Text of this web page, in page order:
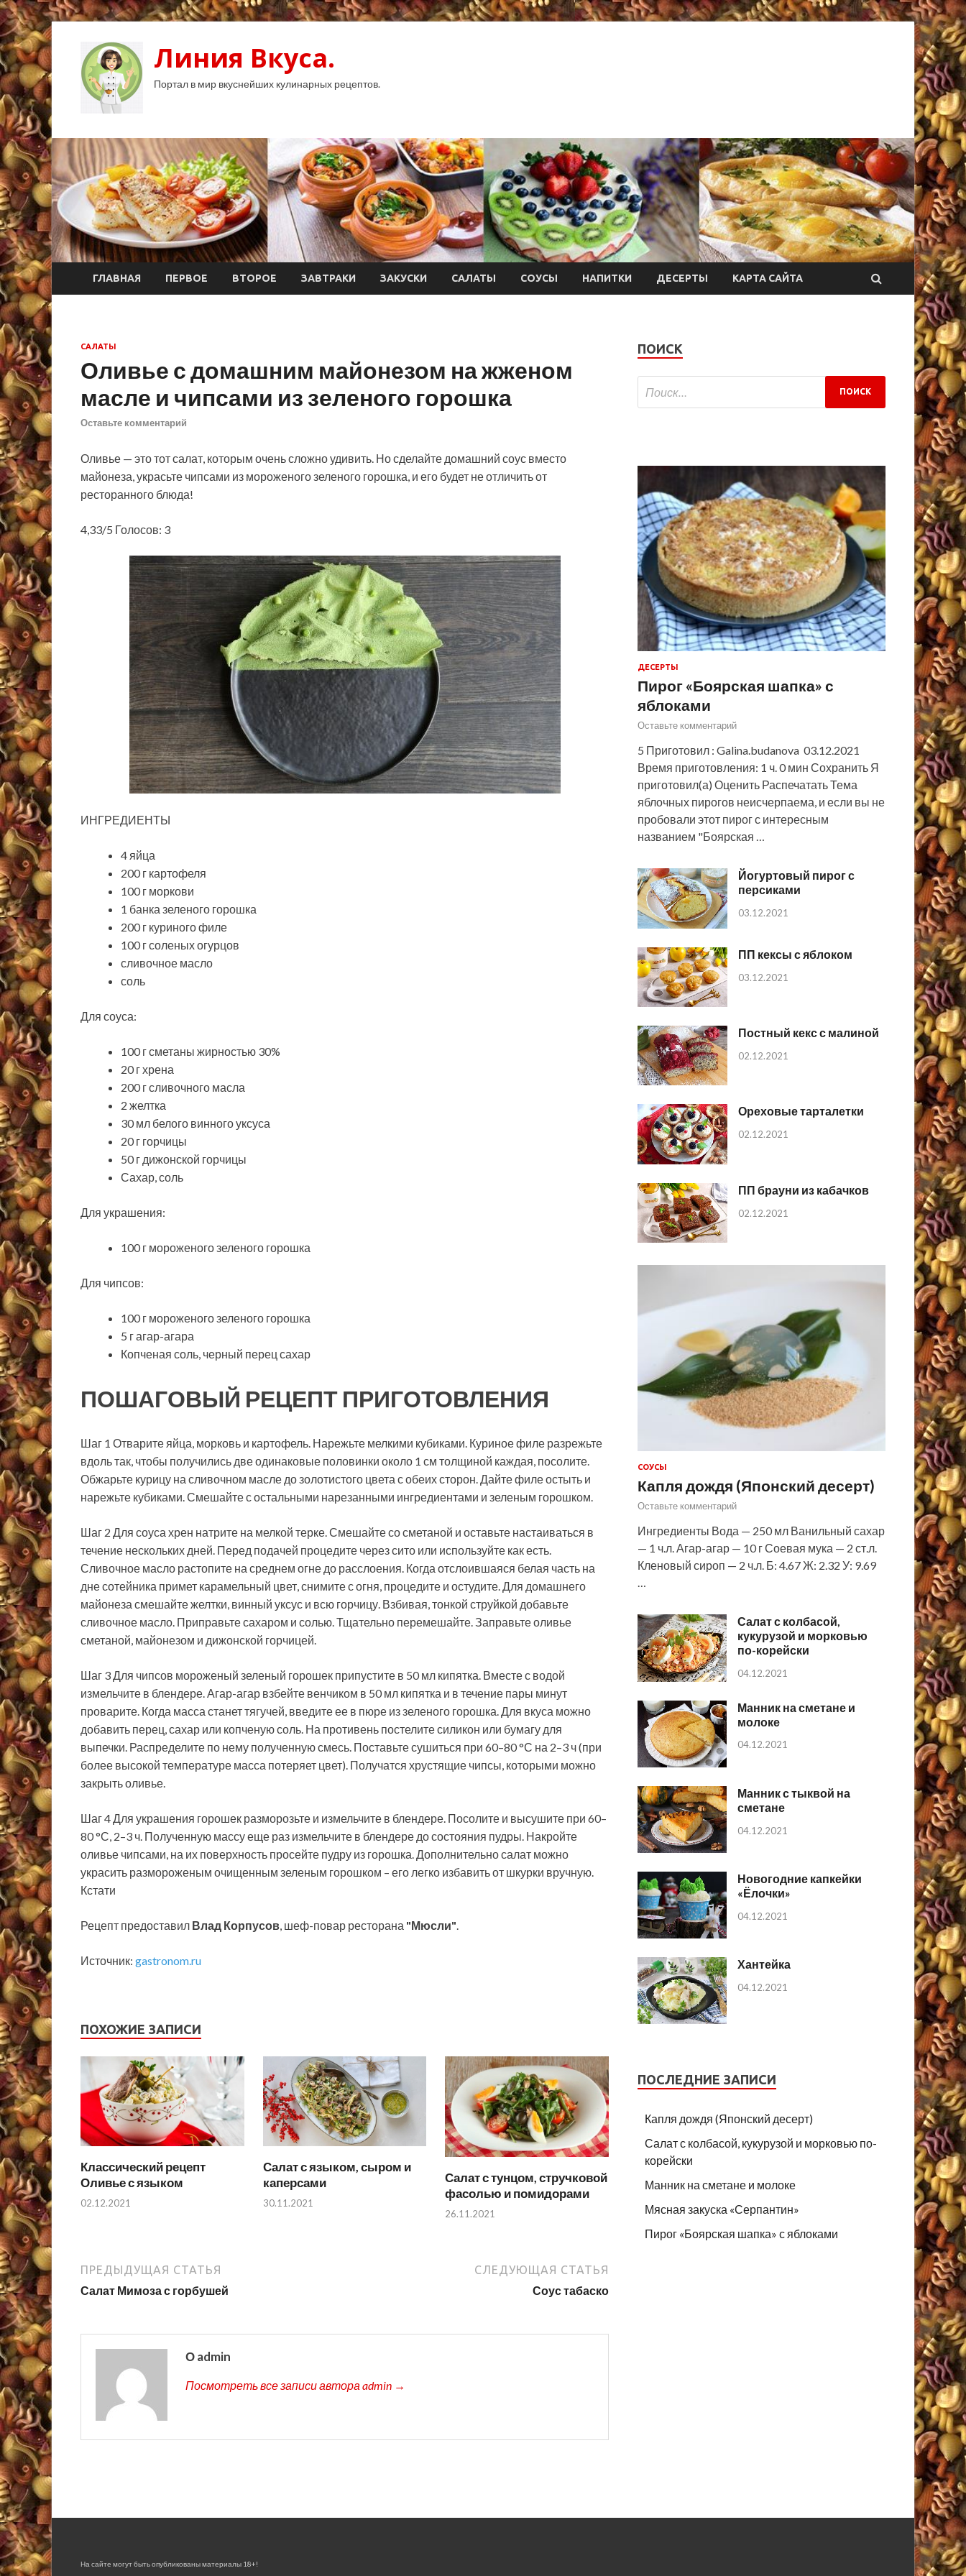
Линия Вкуса.
Портал в мир вкуснейших кулинарных рецептов.
ГЛАВНАЯ ПЕРВОЕ ВТОРОЕ ЗАВТРАКИ ЗАКУСКИ САЛАТЫ СОУСЫ НАПИТКИ ДЕСЕРТЫ КАРТА САЙТА
САЛАТЫ
Оливье с домашним майонезом на жженом
масле и чипсами из зеленого горошка
Оставьте комментарий
Оливье — это тот салат, которым очень сложно удивить. Но сделайте домашний соус вместо
майонеза, украсьте чипсами из мороженого зеленого горошка, и его будет не отличить от
ресторанного блюда!
4,33/5 Голосов: 3
ИНГРЕДИЕНТЫ
4 яйца
200 г картофеля
100 г моркови
1 банка зеленого горошка
200 г куриного филе
100 г соленых огурцов
сливочное масло
соль
Для соуса:
100 г сметаны жирностью 30%
20 г хрена
200 г сливочного масла
2 желтка
30 мл белого винного уксуса
20 г горчицы
50 г дижонской горчицы
Сахар, соль
Для украшения:
100 г мороженого зеленого горошка
Для чипсов:
100 г мороженого зеленого горошка
5 г агар-агара
Копченая соль, черный перец сахар
ПОШАГОВЫЙ РЕЦЕПТ ПРИГОТОВЛЕНИЯ
Шаг 1 Отварите яйца, морковь и картофель. Нарежьте мелкими кубиками. Куриное филе разрежьте
вдоль так, чтобы получились две одинаковые половинки около 1 см толщиной каждая, посолите.
Обжарьте курицу на сливочном масле до золотистого цвета с обеих сторон. Дайте филе остыть и
нарежьте кубиками. Смешайте с остальными нарезанными ингредиентами и зеленым горошком.
Шаг 2 Для соуса хрен натрите на мелкой терке. Смешайте со сметаной и оставьте настаиваться в
течение нескольких дней. Перед подачей процедите через сито или используйте как есть.
Сливочное масло растопите на среднем огне до расслоения. Когда отслоившаяся белая часть на
дне сотейника примет карамельный цвет, снимите с огня, процедите и остудите. Для домашнего
майонеза смешайте желтки, винный уксус и всю горчицу. Взбивая, тонкой струйкой добавьте
сливочное масло. Приправьте сахаром и солью. Тщательно перемешайте. Заправьте оливье
сметаной, майонезом и дижонской горчицей.
Шаг 3 Для чипсов мороженый зеленый горошек припустите в 50 мл кипятка. Вместе с водой
измельчите в блендере. Агар-агар взбейте венчиком в 50 мл кипятка и в течение пары минут
проварите. Когда масса станет тягучей, введите ее в пюре из зеленого горошка. Для вкуса можно
добавить перец, сахар или копченую соль. На противень постелите силикон или бумагу для
выпечки. Распределите по нему полученную смесь. Поставьте сушиться при 60–80 °С на 2–3 ч (при
более высокой температуре масса потеряет цвет). Получатся хрустящие чипсы, которыми можно
закрыть оливье.
Шаг 4 Для украшения горошек разморозьте и измельчите в блендере. Посолите и высушите при 60–
80 °С, 2–3 ч. Полученную массу еще раз измельчите в блендере до состояния пудры. Накройте
оливье чипсами, на их поверхность просейте пудру из горошка. Дополнительно салат можно
украсить размороженым очищенным зеленым горошком – его легко избавить от шкурки вручную.
Кстати
Рецепт предоставил Влад Корпусов , шеф-повар ресторана "Мюсли"
Источник: gastronom.ru
ПОХОЖИЕ ЗАПИСИ
Классический рецепт
Оливье с языком
02.12.2021
Салат с языком, сыром и
каперсами
30.11.2021
Салат с тунцом, стручковой
фасолью и помидорами
26.11.2021
ПРЕДЫДУЩАЯ СТАТЬЯ
Салат Мимоза с горбушей
СЛЕДУЮЩАЯ СТАТЬЯ
Соус табаско
О admin
Посмотреть все записи автора admin →
ПОИСК
ДЕСЕРТЫ
Пирог «Боярская шапка» с
яблоками
Оставьте комментарий
5 Приготовил : Galina.budanova 03.12.2021
Время приготовления: 1 ч. 0 мин Сохранить Я
приготовил(а) Оценить Распечатать Тема
яблочных пирогов неисчерпаема, и если вы не
пробовали этот пирог с интересным
названием "Боярская …
Йогуртовый пирог с
персиками
03.12.2021
ПП кексы с яблоком
03.12.2021
Постный кекс с малиной
02.12.2021
Ореховые тарталетки
02.12.2021
ПП брауни из кабачков
02.12.2021
СОУСЫ
Капля дождя (Японский десерт)
Оставьте комментарий
Ингредиенты Вода — 250 мл Ванильный сахар
— 1 ч.л. Агар-агар — 10 г Соевая мука — 2 ст.л.
Кленовый сироп — 2 ч.л. Б: 4.67 Ж: 2.32 У: 9.69
…
Салат с колбасой,
кукурузой и морковью
по-корейски
04.12.2021
Манник на сметане и
молоке
04.12.2021
Манник с тыквой на
сметане
04.12.2021
Новогодние капкейки
«Ёлочки»
04.12.2021
Хантейка
04.12.2021
ПОСЛЕДНИЕ ЗАПИСИ
Капля дождя (Японский десерт)
Салат с колбасой, кукурузой и морковью по-
корейски
Манник на сметане и молоке
Мясная закуска «Серпантин»
Пирог «Боярская шапка» с яблоками
На сайте могут быть опубликованы материалы 18+!